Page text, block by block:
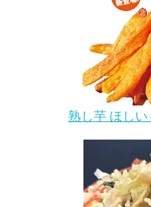
熟し芋 ほしい